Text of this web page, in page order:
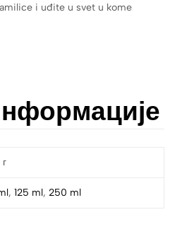
i uđite u svet u kome
, 125 ml, 250 ml